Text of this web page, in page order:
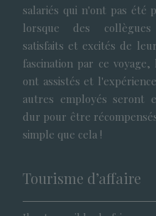
salariés qui n'ont pas été
lorsque des collègues
satisfaits et excités de
fascination par ce
ont assistés et
autres employés seront
dur pour être
simple que cela !
Tourisme d’affaire